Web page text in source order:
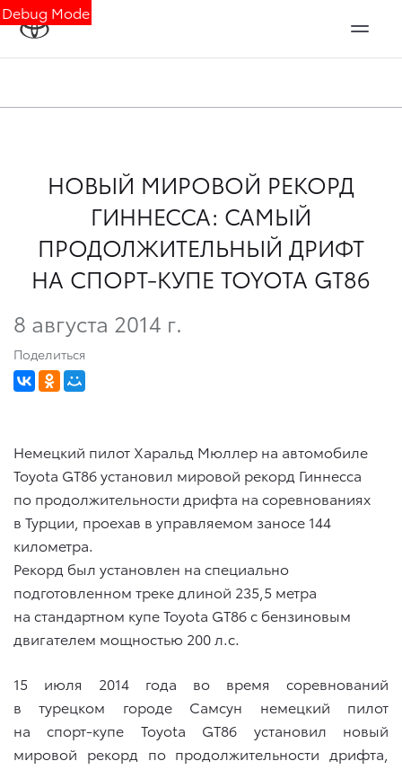
Debug Mode
НОВЫЙ МИРОВОЙ РЕКОРД
ГИННЕССА: САМЫЙ
ПРОДОЛЖИТЕЛЬНЫЙ ДРИФТ
НА СПОРТ-КУПЕ TOYOTA GT86
8 августа 2014 г.
Поделиться
Немецкий пилот Харальд Мюллер на автомобиле
Toyota GT86 установил мировой рекорд Гиннесса
по продолжительности дрифта на соревнованиях
в Турции, проехав в управляемом заносе 144
километра.
Рекорд был установлен на специально
подготовленном треке длиной 235,5 метра
на стандартном купе Toyota GT86 с бензиновым
двигателем мощностью 200 л.с.
15 июля 2014 года во время соревнований
в турецком городе Самсун немецкий пилот
на спорт-купе Toyota GT86 установил новый
мировой рекорд по продолжительности дрифта,